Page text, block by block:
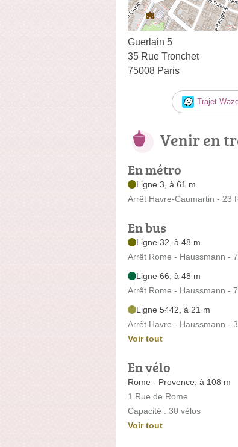
Guerlain 5
35 Rue Tronchet
75008 Paris
Trajet
Venir en
En métro
Ligne 3, à 61 m
Arrêt Havre-Caumartin - 23
En bus
Ligne 32, à 48 m
Arrêt Rome - Haussmann -
Ligne 66, à 48 m
Arrêt Rome - Haussmann -
Ligne 5442, à 21 m
Arrêt Havre - Haussmann -
Voir tout
En vélo
Rome - Provence, à 108 m
1 Rue de Rome
Capacité : 30 vélos
Voir tout